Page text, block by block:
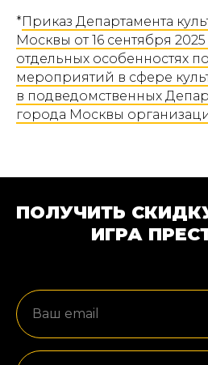
*Приказ Департамента
Москвы от 16 сентября
отдельных особенностях
мероприятий в сфере
в подведомственных
города Москвы
ПОЛУЧИТЬ
ИГРА
Ваш email